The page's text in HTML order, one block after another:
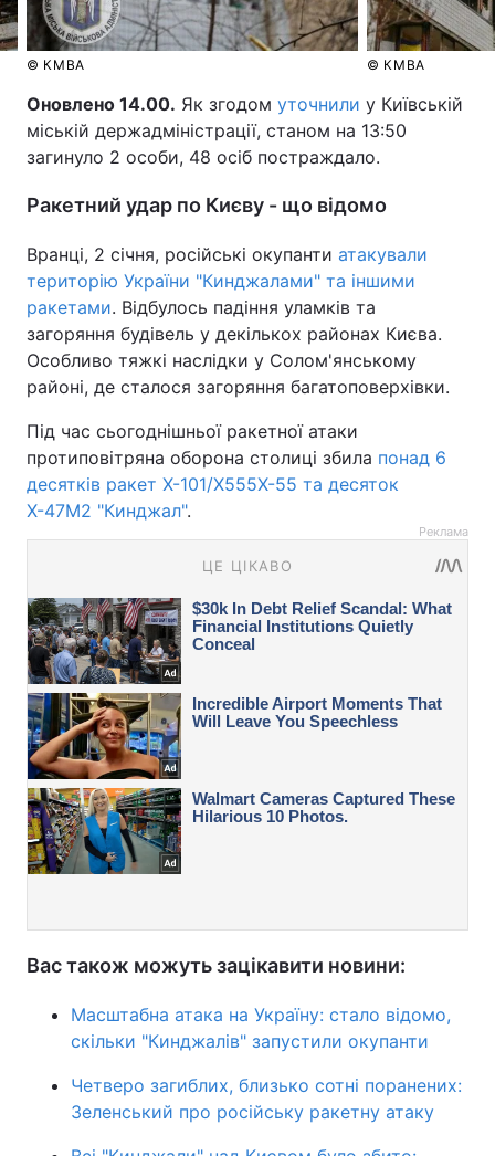
© КМВА © КМВА
Оновлено 14.00. Як згодом уточнили у Київській
міській держадміністрації, станом на 13:50
загинуло 2 особи, 48 осіб постраждало.
Ракетний удар по Києву - що відомо
Вранці, 2 січня, російські окупанти атакували
територію України "Кинджалами" та іншими
ракетами. Відбулось падіння уламків та
загоряння будівель у декількох районах Києва.
Особливо тяжкі наслідки у Солом'янському
районі, де сталося загоряння багатоповерхівки.
Під час сьогоднішньої ракетної атаки
протиповітряна оборона столиці збила понад 6
десятків ракет Х-101/Х555Х-55 та десяток
Х-47М2 "Кинджал".
Реклама
Вас також можуть зацікавити новини:
Масштабна атака на Україну: стало відомо,
скільки "Кинджалів" запустили окупанти
Четверо загиблих, близько сотні поранених:
Зеленський про російську ракетну атаку